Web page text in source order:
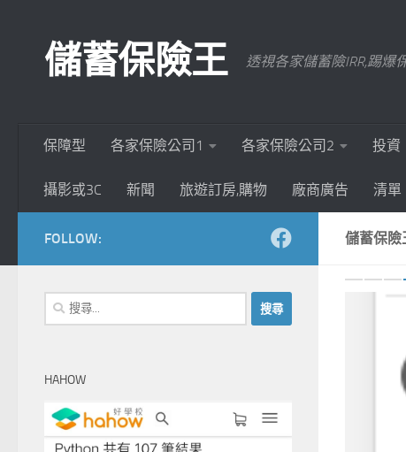
儲蓄保險王 透視各家儲蓄險IRR,踢爆
保障型 各家保險公司1 各家保險公司2 投資
攝影或3C 新聞 旅遊訂房,購物 廠商廣告 清單
儲蓄保險
FOLLOW:
搜
尋
字:
HAHOW